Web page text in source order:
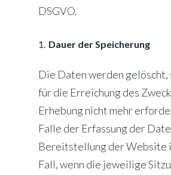
DSGVO.
Dauer der Speicherung
Die Daten werden gelöscht,
für die Erreichung des
Erhebung nicht mehr
Falle der Erfassung der
Bereitstellung der Website
Fall, wenn die jeweilige